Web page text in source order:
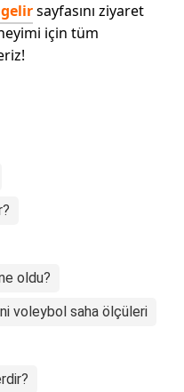
sayfasını ziyaret
için tüm
oldu?
voleybol saha ölçüleri